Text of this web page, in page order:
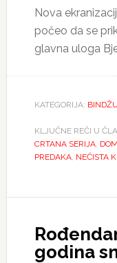
Nova
počeo da se
glavna uloga
KATEGORIJA:
KLJUČNE REČI U
CRTANA SERIJA,
PREDAKA, NEĆISTA
godina